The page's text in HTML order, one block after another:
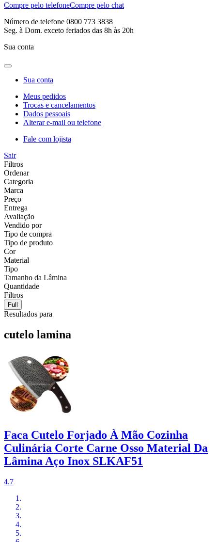
Compre pelo telefoneCompre pelo chat
Número de telefone 0800 773 3838
Seg. à Dom. exceto feriados das 8h às 20h
Sua conta
Sua conta
Meus pedidos
Trocas e cancelamentos
Dados pessoais
Alterar e-mail ou telefone
Fale com lojista
Sair
Filtros
Ordenar
Categoria
Marca
Preço
Entrega
Avaliação
Vendido por
Tipo de compra
Tipo de produto
Cor
Material
Tipo
Tamanho da Lâmina
Quantidade
Filtros
Full
Resultados para
cutelo lamina
Faca Cutelo Forjado À Mão Cozinha
Culinária Corte Carne Osso Material Da
Lâmina Aço Inox SLKAF51
4.7